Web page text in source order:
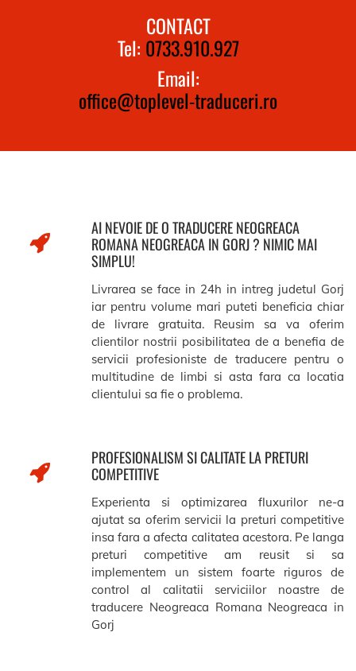
CONTACT
Tel: 0733.910.927
Email:
office@toplevel-traduceri.ro
AI NEVOIE DE O TRADUCERE NEOGREACA
ROMANA NEOGREACA IN GORJ ? NIMIC MAI
SIMPLU!
Livrarea se face in 24h in intreg judetul Gorj
iar pentru volume mari puteti beneficia chiar
de livrare gratuita. Reusim sa va oferim
clientilor nostrii posibilitatea de a benefia de
servicii profesioniste de traducere pentru o
multitudine de limbi si asta fara ca locatia
clientului sa fie o problema.
PROFESIONALISM SI CALITATE LA PRETURI
COMPETITIVE
Experienta si optimizarea fluxurilor ne-a
ajutat sa oferim servicii la preturi competitive
insa fara a afecta calitatea acestora. Pe langa
preturi competitive am reusit si sa
implementem un sistem foarte riguros de
control al calitatii serviciilor noastre de
traducere Neogreaca Romana Neogreaca in
Gorj